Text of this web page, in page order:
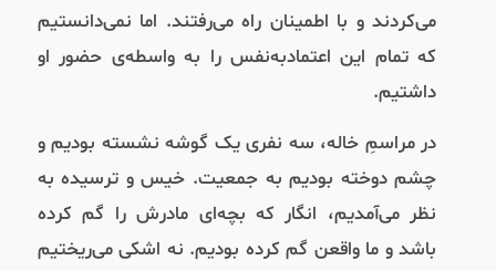
می‌کردند و با اطمینان راه می‌رفتند. اما نمی‌دانستیم
که تمام این اعتماد‌به‌نفس را به واسطه‌ی حضور او
داشتیم.
در مراسمِ خاله، سه نفری یک گوشه نشسته بودیم و
چشم دوخته بودیم به جمعیت. خیس و ترسیده به
نظر می‌آمدیم، انگار که بچه‌ای مادرش را گم کرده
باشد و ما واقعن گم کرده بودیم. نه اشکی می‌ریختیم